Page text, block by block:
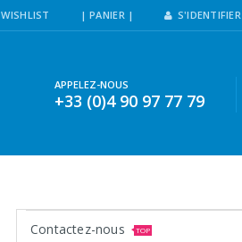
WISHLIST | PANIER | S'IDENTIFIER
APPELEZ-NOUS
+33 (0)4 90 97 77 79
Contactez-nous TOP